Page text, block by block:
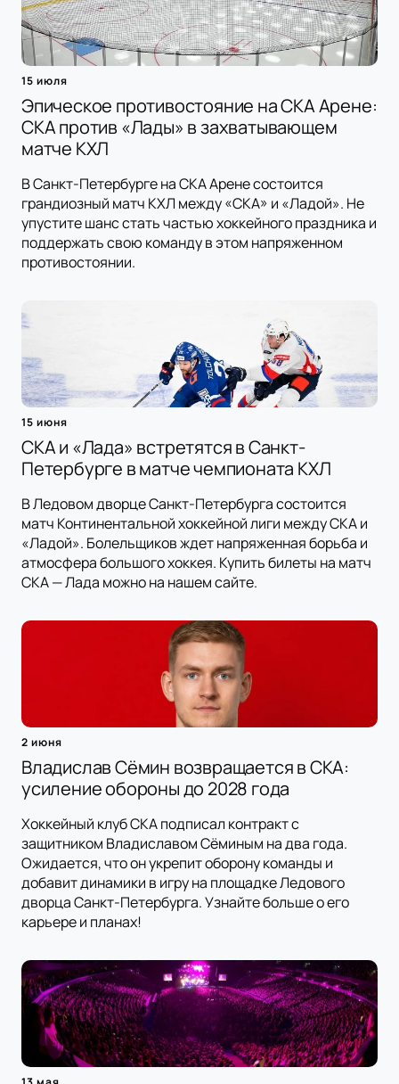
15 июля
Эпическое противостояние на СКА Арене:
СКА против «Лады» в захватывающем
матче КХЛ
В Санкт-Петербурге на СКА Арене состоится
грандиозный матч КХЛ между «СКА» и «Ладой». Не
упустите шанс стать частью хоккейного праздника и
поддержать свою команду в этом напряженном
противостоянии.
15 июня
СКА и «Лада» встретятся в Санкт-
Петербурге в матче чемпионата КХЛ
В Ледовом дворце Санкт-Петербурга состоится
матч Континентальной хоккейной лиги между СКА и
«Ладой». Болельщиков ждет напряженная борьба и
атмосфера большого хоккея. Купить билеты на матч
СКА — Лада можно на нашем сайте.
2 июня
Владислав Сёмин возвращается в СКА:
усиление обороны до 2028 года
Хоккейный клуб СКА подписал контракт с
защитником Владиславом Сёминым на два года.
Ожидается, что он укрепит оборону команды и
добавит динамики в игру на площадке Ледового
дворца Санкт-Петербурга. Узнайте больше о его
карьере и планах!